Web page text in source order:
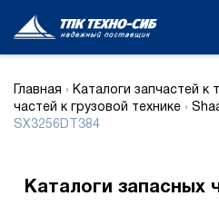
Главная › Каталоги запчастей к
частей к грузовой технике ›
SX3256DT384
Каталоги запасных